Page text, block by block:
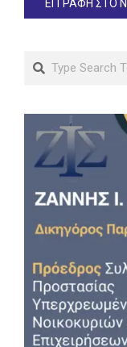
Search